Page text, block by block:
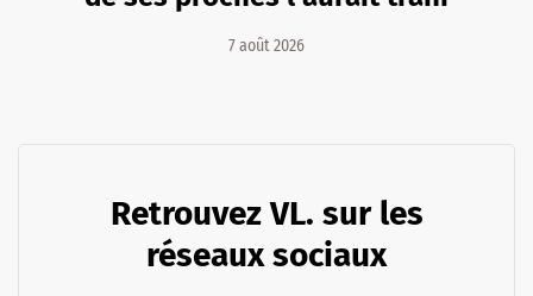
7 août 2026
Retrouvez VL. sur les
réseaux sociaux